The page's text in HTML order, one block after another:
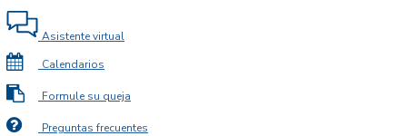
Asistente virtual
Calendarios
Formule su queja
Preguntas frecuentes